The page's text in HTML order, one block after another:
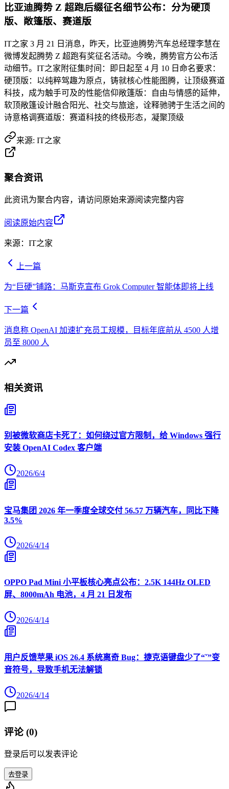
比亚迪腾势 Z 超跑后缀征名细节公布：分为硬顶
版、敞篷版、赛道版
IT之家 3 月 21 日消息，昨天，比亚迪腾势汽车总经理李慧在
微博发起腾势 Z 超跑有奖征名活动。今晚，腾势官方公布活
动细节。IT之家附征集时间：即日起至 4 月 10 日命名要求：
硬顶版：以纯粹驾趣为原点，铸就核心性能图腾，让顶级赛道
科技，成为触手可及的性能信仰敞篷版：自由与情感的延伸，
软顶敞篷设计融合阳光、社交与旅途，诠释驰骋于生活之间的
诗意格调赛道版：赛道科技的终极形态，凝聚顶级
来源: IT之家
聚合资讯
此资讯为聚合内容，请访问原始来源阅读完整内容
阅读原始内容
来源： IT之家
上一篇
为“巨硬”铺路：马斯克宣布 Grok Computer 智能体即将上线
下一篇
消息称 OpenAI 加速扩充员工规模，目标年底前从 4500 人增
员至 8000 人
相关资讯
别被微软商店卡死了：如何绕过官方限制，给 Windows 强行
安装 OpenAI Codex 客户端
2026/6/4
宝马集团 2026 年一季度全球交付 56.57 万辆汽车，同比下降
3.5%
2026/4/14
OPPO Pad Mini 小平板核心亮点公布：2.5K 144Hz OLED
屏、8000mAh 电池，4 月 21 日发布
2026/4/14
用户反馈苹果 iOS 26.4 系统离奇 Bug：捷克语键盘少了“ˇ”变
音符号，导致手机无法解锁
2026/4/14
评论 (0)
登录后可以发表评论
去登录